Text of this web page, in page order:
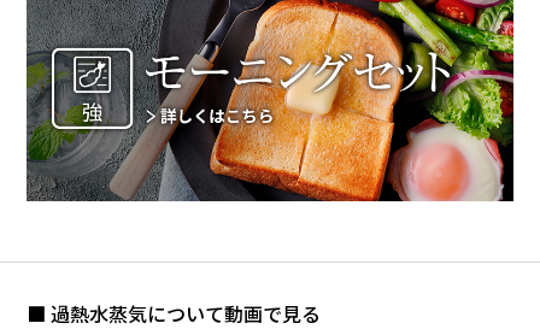
■ 過熱水蒸気について動画で見る